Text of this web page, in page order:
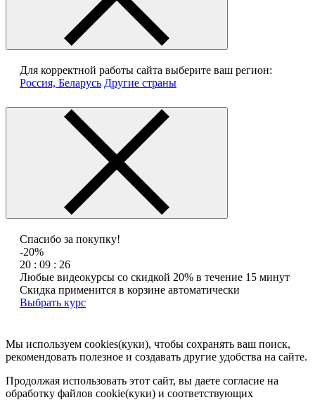
Для корректной работы сайта выберите ваш регион:
Россия, Беларусь Другие страны
Спасибо за покупку!
-20%
20 : 09 : 26
Любые видеокурсы со скидкой 20% в течение 15 минут
Скидка применится в корзине автоматически
Выбрать курс
Мы используем cookies(куки), чтобы сохранять ваш поиск,
рекомендовать полезное и создавать другие удобства на сайте.
Продолжая использовать этот сайт, вы даете согласие на
обработку файлов cookie(куки) и соответствующих